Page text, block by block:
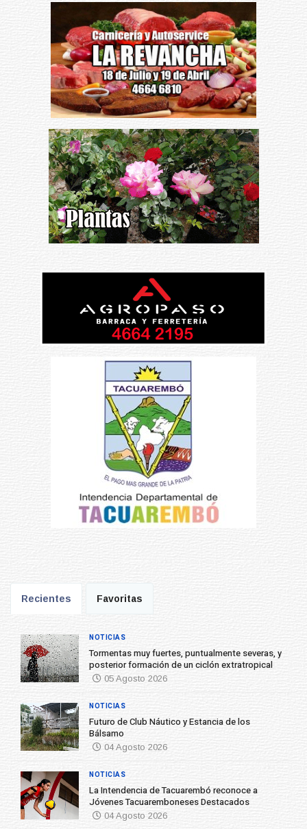
Recientes Favoritas
Tormentas muy fuertes, puntualmente severas, y
posterior formación de un ciclón extratropical
05 Agosto 2026
NOTICIAS
Futuro de Club Náutico y Estancia de los
Bálsamo
04 Agosto 2026
NOTICIAS
La Intendencia de Tacuarembó reconoce a
Jóvenes Tacuaremboneses Destacados
04 Agosto 2026
NOTICIAS